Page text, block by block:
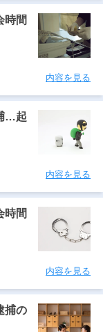
時間
内容を見る
…起
内容を見る
時間
内容を見る
捕の